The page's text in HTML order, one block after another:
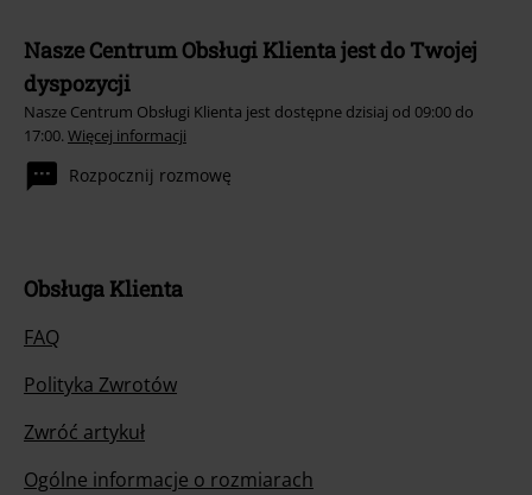
Nasze Centrum Obsługi Klienta jest do Twojej
dyspozycji
Nasze Centrum Obsługi Klienta jest dostępne dzisiaj od 09:00 do
17:00. Więcej informacji
Rozpocznij rozmowę
Obsługa Klienta
FAQ
Polityka Zwrotów
Zwróć artykuł
Ogólne informacje o rozmiarach